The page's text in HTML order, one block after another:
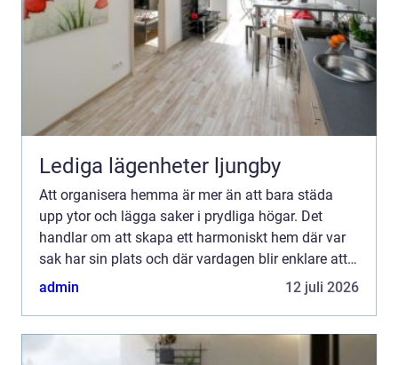
Lediga lägenheter ljungby
Att organisera hemma är mer än att bara städa
upp ytor och lägga saker i prydliga högar. Det
handlar om att skapa ett harmoniskt hem där var
sak har sin plats och där vardagen blir enklare att
hantera. För m&ar...
admin 12 juli 2026